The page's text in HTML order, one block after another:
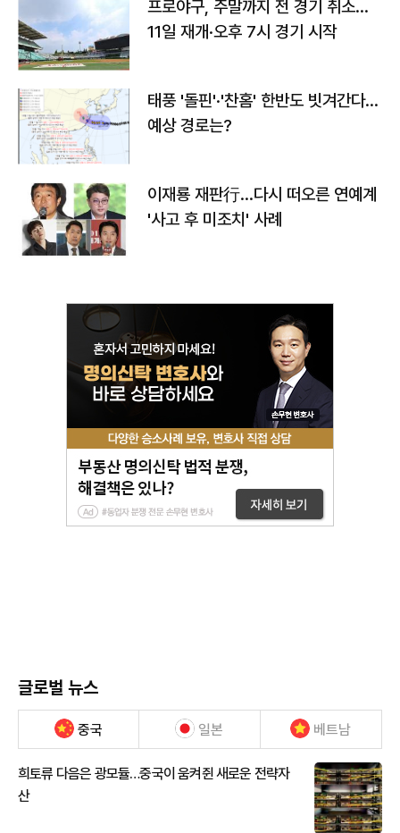
프로야구, 주말까지 전 경기 취소…
11일 재개·오후 7시 경기 시작
태풍 '돌핀'·'찬홈' 한반도 빗겨간다…
예상 경로는?
이재룡 재판行…다시 떠오른 연예계
'사고 후 미조치' 사례
글로벌 뉴스
중국 일본 베트남
희토류 다음은 광모듈…중국이 움켜쥔 새로운 전략자
산